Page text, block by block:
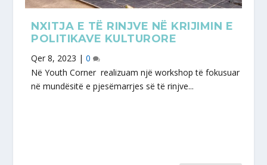
NXITJA E TË RINJVE NË KRIJIMIN E
POLITIKAVE KULTURORE
Qer 8, 2023 |0
Në Youth Corner realizuam një workshop të fokusuar
në mundësitë e pjesëmarrjes së të rinjve...